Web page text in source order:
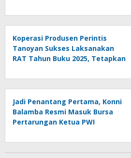
Konspirasi Melanggar Aturan”
Koperasi Produsen Perintis
Tanoyan Sukses Laksanakan
RAT Tahun Buku 2025, Tetapkan
Keputusan Anggota
Jadi Penantang Pertama, Konni
Balamba Resmi Masuk Bursa
Pertarungan Ketua PWI